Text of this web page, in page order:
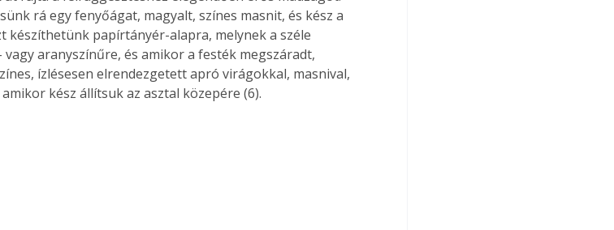
kedvezményes
rá egy fenyőágat, magyalt, színes masnit, és kész a
készíthetünk papírtányér-alapra, melynek a széle
aranyszínűre, és amikor a festék megszáradt,
ízlésesen elrendezgetett apró virágokkal, masnival,
kész állítsuk az asztal közepére (6).